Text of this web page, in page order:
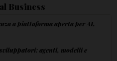
Business
a piattaforma aperta per AI,
agenti, modelli e